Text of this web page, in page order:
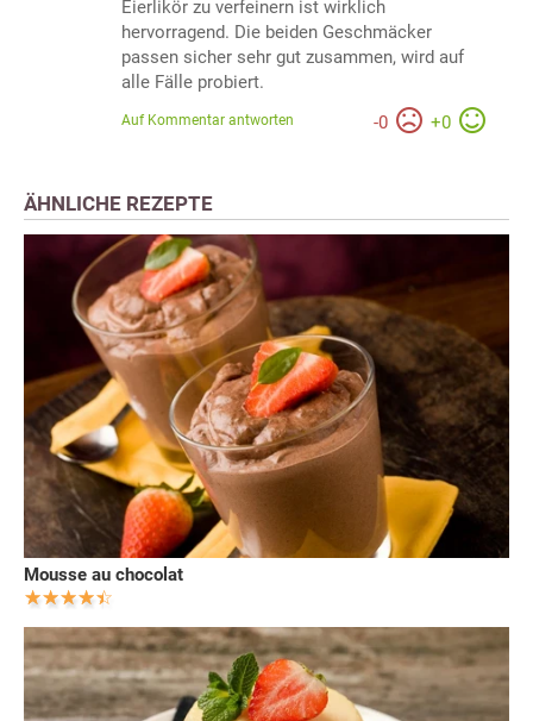
Eierlikör zu verfeinern ist wirklich
hervorragend. Die beiden Geschmäcker
passen sicher sehr gut zusammen, wird auf
alle Fälle probiert.
-0 +0
Auf Kommentar antworten
ÄHNLICHE REZEPTE
Mousse au chocolat